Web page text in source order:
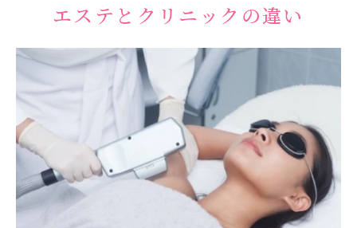
エステとクリニックの違い